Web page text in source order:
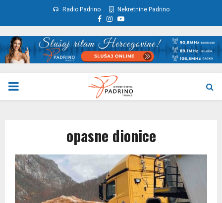
Radio Padrino Nekretnine Padrino
Facebook
Instagram
Youtube
PRIMARY
opasne dionice